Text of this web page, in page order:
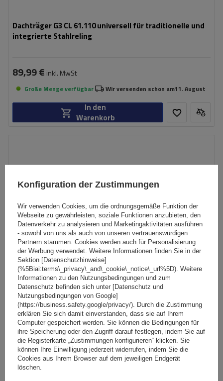
Dachträger G3 CL 61.110 universell für traditionelle und
integrierte Stahlreling
89,99 € inkl. MwSt
Große Menge verfügbar Wir versenden schon am11. August
In den
Warenkorb
G3 Airflow 60.210 Dachträger für traditionelle und
integrierte Aluminiumschienen
149,99 €inkl. MwSt
Große Menge verfügbar
Konfiguration der Zustimmungen
Wir verwenden Cookies, um die ordnungsgemäße Funktion der
Webseite zu gewährleisten, soziale Funktionen anzubieten, den
Datenverkehr zu analysieren und Marketingaktivitäten ausführen
- sowohl von uns als auch von unseren vertrauenswürdigen
Partnern stammen. Cookies werden auch für Personalisierung
der Werbung verwendet. Weitere Informationen finden Sie in der
Sektion [Datenschutzhinweise]
(%5Biai:terms\_privacy\_and\_cookie\_notice\_url%5D). Weitere
Informationen zu den Nutzungsbedingungen und zum
Datenschutz befinden sich unter [Datenschutz und
Nutzungsbedingungen von Google]
(https://business.safety.google/privacy/). Durch die Zustimmung
erklären Sie sich damit einverstanden, dass sie auf Ihrem
Computer gespeichert werden. Sie können die Bedingungen für
ihre Speicherung oder den Zugriff darauf festlegen, indem Sie auf
die Registerkarte „Zustimmungen konfigurieren“ klicken. Sie
können Ihre Einwilligung jederzeit widerrufen, indem Sie die
Cookies aus Ihrem Browser auf dem jeweiligen Endgerät
löschen.